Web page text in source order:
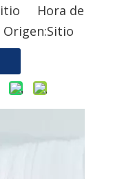
Hora de
Sitio